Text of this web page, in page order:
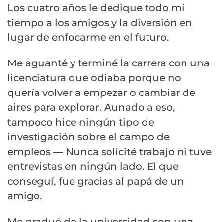
Los cuatro años le dedique todo mi
tiempo a los amigos y la diversión en
lugar de enfocarme en el futuro.
Me aguanté y terminé la carrera con una
licenciatura que odiaba porque no
quería volver a empezar o cambiar de
aires para explorar. Aunado a eso,
tampoco hice ningún tipo de
investigación sobre el campo de
empleos — Nunca solicité trabajo ni tuve
entrevistas en ningún lado. El que
conseguí, fue gracias al papá de un
amigo.